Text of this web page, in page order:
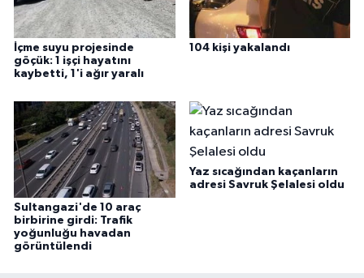
İçme suyu projesinde
göçük: 1 işçi hayatını
kaybetti, 1'i ağır yaralı
104 kişi yakalandı
Sultangazi'de 10 araç
birbirine girdi: Trafik
yoğunluğu havadan
görüntülendi
Yaz sıcağından kaçanların
adresi Savruk Şelalesi oldu